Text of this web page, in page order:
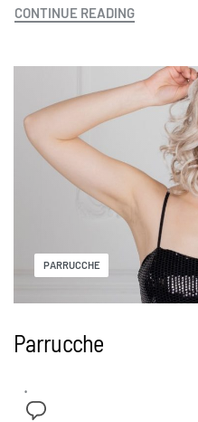
CONTINUE READING
PARRUCCHE
Parrucche